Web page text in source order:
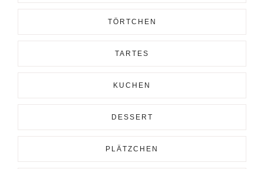
TÖRTCHEN
TARTES
KUCHEN
DESSERT
PLÄTZCHEN